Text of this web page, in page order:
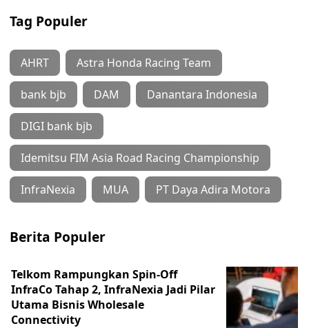
Tag Populer
AHRT Astra Honda Racing Team
bank bjb DAM Danantara Indonesia
DIGI bank bjb
Idemitsu FIM Asia Road Racing Championship
InfraNexia MUA PT Daya Adira Motora
Berita Populer
Telkom Rampungkan Spin-Off
InfraCo Tahap 2, InfraNexia Jadi Pilar
Utama Bisnis Wholesale
Connectivity